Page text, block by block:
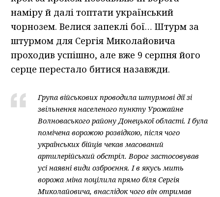
наміру й далі топтати український
чорнозем. Велися запеклі бої… Штурм за
штурмом для Сергія Миколайовича
проходив успішно, але вже 9 серпня його
серце перестало битися назавжди.
Група військових проводила штурмові дії зі
звільнення населеного пункту Урожайне
Волноваського району Донецької області. І була
помічена ворожою розвідкою, після чого
українських бійців чекав масований
артилерійський обстріл. Ворог застосовував
усі наявні види озброєння. І в якусь мить
ворожа міна поцілила прямо біля Сергія
Миколайовича, внаслідок чого він отримав